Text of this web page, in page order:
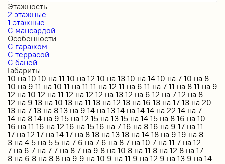
Этажность
2 этажные
1 этажные
С мансардой
Особенности
С гаражом
С террасой
С баней
Габариты
10 на 10 10 на 11 10 на 12 10 на 13 10 на 14 10 на 7 10 на 8
10 на 9 11 на 10 11 на 11 11 на 12 11 на 6 11 на 7 11 на 8 11 на 9
12 на 10 12 на 11 12 на 12 12 на 13 12 на 6 12 на 7 12 на 8
12 на 9 13 на 10 13 на 11 13 на 12 13 на 16 13 на 17 13 на 20
13 на 7 13 на 8 13 на 9 14 на 13 14 на 14 14 на 22 14 на 7
14 на 8 14 на 9 15 на 12 15 на 13 15 на 14 15 на 8 16 на 10
16 на 11 16 на 12 16 на 15 16 на 7 16 на 8 16 на 9 17 на 11
17 на 12 17 на 14 17 на 8 18 на 13 18 на 14 18 на 9 19 на 8
3 на 4 5 на 5 5 на 7 6 на 7 6 на 8 7 на 10 7 на 11 7 на 12
7 на 6 7 на 7 7 на 8 7 на 9 8 на 10 8 на 11 8 на 12 8 на 17
8 на 6 8 на 8 8 на 9 9 на 10 9 на 11 9 на 12 9 на 13 9 на 14